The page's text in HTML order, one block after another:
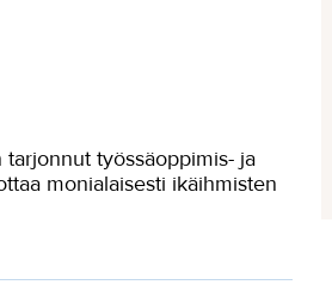
työssäoppimis- ja
monialaisesti ikäihmisten